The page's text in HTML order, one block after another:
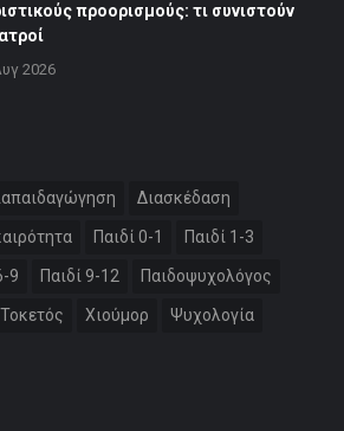
προορισμούς: τι συνιστούν
2026
Διασκέδαση
Παιδί 0-1 Παιδί 1-3
9 Παιδί 9-12 Παιδοψυχολόγος
Τοκετός Χιούμορ Ψυχολογία